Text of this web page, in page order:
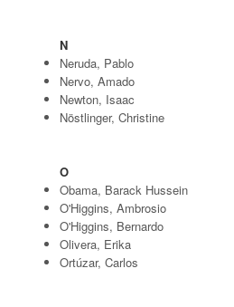
N
Neruda, Pablo
Nervo, Amado
Newton, Isaac
Nöstlinger, Christine
O
Obama, Barack Hussein
O'Higgins, Ambrosio
O'Higgins, Bernardo
Olivera, Erika
Ortúzar, Carlos